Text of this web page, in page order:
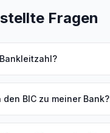
Fragen
BIC zu meiner Bank?